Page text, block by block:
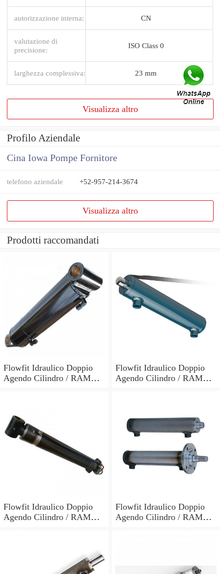
autorizzazione interna: CN
valutazione di
precisione:
ISO Class 0
larghezza complessiva: 23 mm
Visualizza altro
Profilo Aziendale
Cina Iowa Pompe Fornitore
telefono aziendale +52-957-214-3674
Visualizza altro
Prodotti raccomandati
Flowfit Idraulico Doppio
Agendo Cilindro / RAM
Flowfit Idraulico Doppio
Agendo Cilindro / RAM
Flowfit Idraulico Doppio
Agendo Cilindro / RAM
Flowfit Idraulico Doppio
Agendo Cilindro / RAM